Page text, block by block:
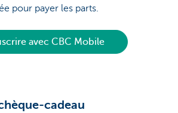
pour payer les parts.
avec CBC Mobile
cadeau